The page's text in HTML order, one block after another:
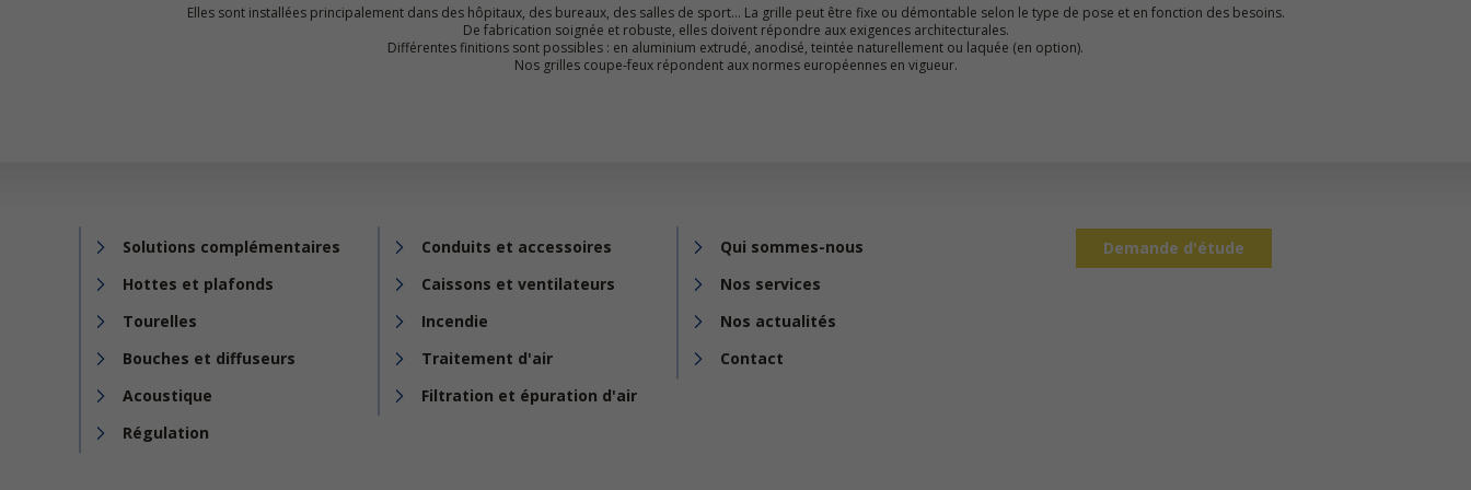
Elles sont installées principalement dans des hôpitaux, des bureaux, des salles de sport… La grille peut être fixe ou démontable selon le type de pose et en fonction des besoins.
De fabrication soignée et robuste, elles doivent répondre aux exigences architecturales.
Différentes finitions sont possibles : en aluminium extrudé, anodisé, teintée naturellement ou laquée (en option).
Nos grilles coupe-feux répondent aux normes européennes en vigueur.
Solutions complémentaires
Conduits et accessoires
Hottes et plafonds
Caissons et ventilateurs
Tourelles
Incendie
Bouches et diffuseurs
Traitement d'air
Acoustique
Filtration et épuration d'air
Régulation
Qui sommes-nous
Nos services
Nos actualités
Contact
Demande d'étude